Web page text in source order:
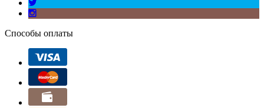
Способы оплаты